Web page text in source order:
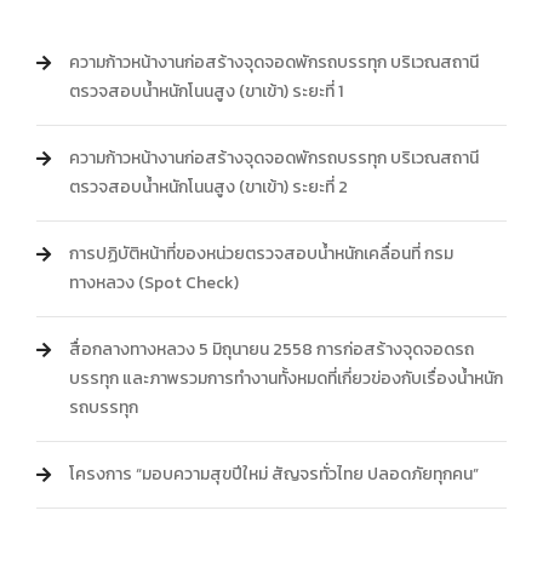
ความก้าวหน้างานก่อสร้างจุดจอดพักรถบรรทุก บริเวณสถานี
ตรวจสอบน้ำหนักโนนสูง (ขาเข้า) ระยะที่ 1
ความก้าวหน้างานก่อสร้างจุดจอดพักรถบรรทุก บริเวณสถานี
ตรวจสอบน้ำหนักโนนสูง (ขาเข้า) ระยะที่ 2
การปฏิบัติหน้าที่ของหน่วยตรวจสอบน้ำหนักเ­คลื่อนที่ กรม
ทางหลวง (Spot Check)
สื่อกลางทางหลวง 5 มิถุนายน 2558 การก่อสร้างจุดจอดรถ
บรรทุก และภาพรวมการทำงานทั้งหมดที่เกี่ยวข่องกับ­เรื่องน้ำหนัก
รถบรรทุก
โครงการ “มอบความสุขปีใหม่ สัญจรทั่วไทย ปลอดภัยทุกคน”